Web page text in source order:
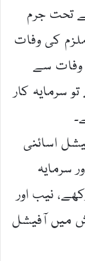
تحت جرم
کی وفات
وفات سے
سرمایہ کار
اسائنی
سرمایہ
نیب اور
میں آفیشل